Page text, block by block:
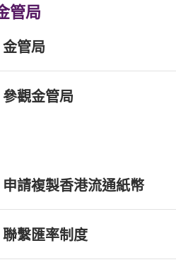
管局
金管局
參觀金管局
申請複製香港流通紙幣
聯繫匯率制度